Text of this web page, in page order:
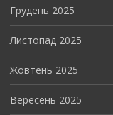
Грудень 2025
Листопад 2025
Жовтень 2025
Вересень 2025